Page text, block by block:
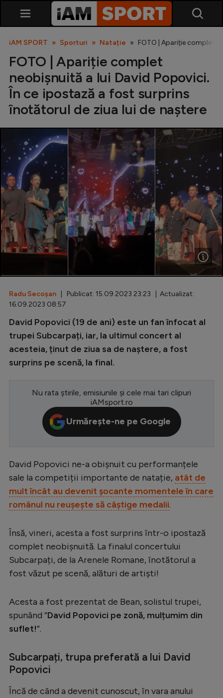
SuperLiga
Liga 2
Cupa României
Echipa Națională
U21
Fotbal feminin
Special
Diverse
Inedit
Clasamente
Champions League
Europa League
CM 2026
Premier League
Serie A
Bundesliga
Ligue 1
Starurile fotbalului
EURO 2024
Stranieri
Handbal
iAM SPORT Sporturi Natație FOTO | Apariție complet
FOTO | Apariție complet
neobișnuită a lui David Popovici.
În ce ipostază a fost surprins
înotătorul de ziua lui de naștere
Radu Secoșan | Publicat: 15.09.2023 23:23 | Actualizat:
16.09.2023 08:57
David Popovici (19 de ani) este un fan înfocat al
trupei Subcarpați, iar, la ultimul concert al
acesteia, ținut de ziua sa de naștere, a fost
surprins pe scenă, la final.
Nu rata știrile, emisiunile și cele mai tari clipuri
iAMsport.ro
Urmărește-ne pe Google
David Popovici ne-a obișnuit cu performanțele
sale la competiții importante de natație, atât de
mult încât au devenit șocante momentele în care
românul nu reușește să câștige medalii.
Însă, vineri, acesta a fost surprins într-o ipostază
complet neobișnuită. La finalul concertului
Subcarpați, de la Arenele Romane, înotătorul a
fost văzut pe scenă, alături de artiști!
Acesta a fost prezentat de Bean, solistul trupei,
spunând ”David Popovici pe zonă, mulțumim din
suflet!”.
Subcarpați, trupa preferată a lui David
Popovici
Încă de când a devenit cunoscut, în vara anului